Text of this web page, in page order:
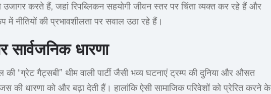
उजागर करते हैं, जहां रिपब्लिकन सहयोगी जीवन स्तर पर चिंता व्यक्त कर रहे हैं और
नीतियों की प्रभावशीलता पर सवाल उठा रहे हैं।
धारणा
“ग्रेट गैट्सबी” थीम वाली पार्टी जैसी भव्य घटनाएं ट्रम्प की दुनिया और औसत
धारणा को और बढ़ा देती हैं। हालांकि ऐसी सामाजिक परिवेशों को प्रेरित करने के